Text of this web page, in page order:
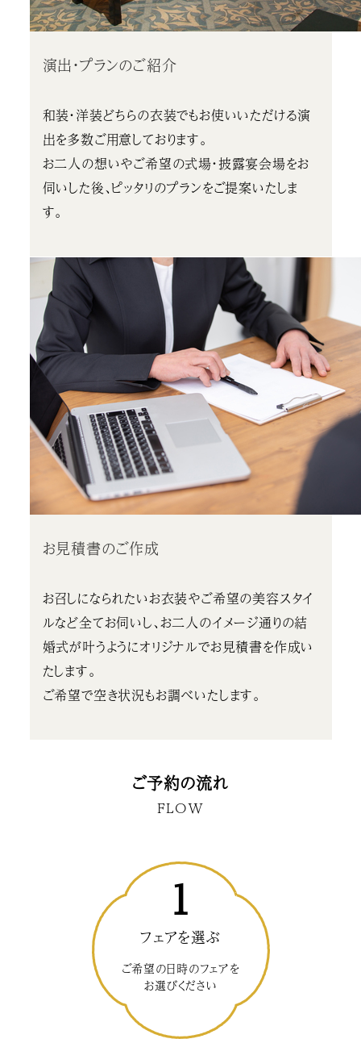
演出・プランのご紹介
和装・洋装どちらの衣装でもお使いいただける演
出を多数ご用意しております。
お二人の想いやご希望の式場・披露宴会場をお
伺いした後、ピッタリのプランをご提案いたしま
す。
お見積書のご作成
お召しになられたいお衣装やご希望の美容スタイ
ルなど全てお伺いし、お二人のイメージ通りの結
婚式が叶うようにオリジナルでお見積書を作成い
たします。
ご希望で空き状況もお調べいたします。
ご予約の流れ
FLOW
1
フェアを選ぶ
ご希望の日時のフェアを
お選びください